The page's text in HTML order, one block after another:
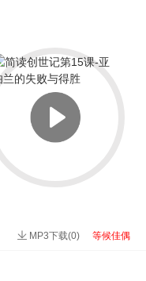
 MP3下载(0) 等候佳偶